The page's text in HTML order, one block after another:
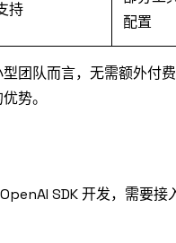
持
配置
团队而言，无需额外付
势。
SDK 开发，需要接